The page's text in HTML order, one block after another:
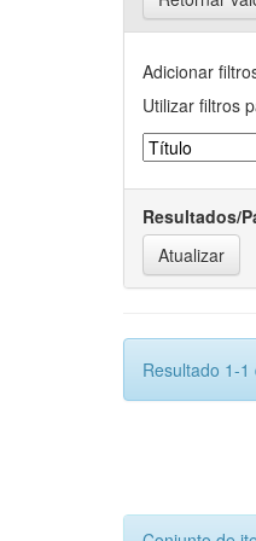
Adicionar
Utilizar filtros
Resultados/
Resultado 1-1